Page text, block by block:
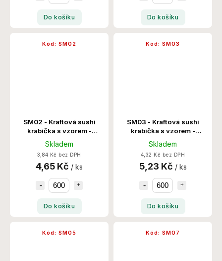
Do košíku Do košíku
SM02 - Kraftová sushi
krabička s vzorem -
220x91x24x50 600
Set/Krt
Skladem
3,84 Kč bez DPH
4,65 Kč / ks
Do košíku
Kód: SM02
SM03 - Kraftová sushi
krabička s vzorem -
166x114x24x50 600
Set/Krt
Skladem
4,32 Kč bez DPH
5,23 Kč / ks
Do košíku
Kód: SM03
Kód: SM05 Kód: SM07